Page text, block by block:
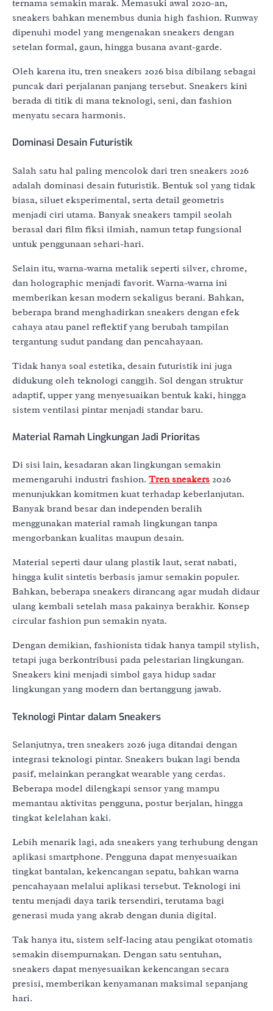
ternama semakin marak. Memasuki awal 2020-an,
sneakers bahkan menembus dunia high fashion. Runway
dipenuhi model yang mengenakan sneakers dengan
setelan formal, gaun, hingga busana avant-garde.
Oleh karena itu, tren sneakers 2026 bisa dibilang sebagai
puncak dari perjalanan panjang tersebut. Sneakers kini
berada di titik di mana teknologi, seni, dan fashion
menyatu secara harmonis.
Dominasi Desain Futuristik
Salah satu hal paling mencolok dari tren sneakers 2026
adalah dominasi desain futuristik. Bentuk sol yang tidak
biasa, siluet eksperimental, serta detail geometris
menjadi ciri utama. Banyak sneakers tampil seolah
berasal dari film fiksi ilmiah, namun tetap fungsional
untuk penggunaan sehari-hari.
Selain itu, warna-warna metalik seperti silver, chrome,
dan holographic menjadi favorit. Warna-warna ini
memberikan kesan modern sekaligus berani. Bahkan,
beberapa brand menghadirkan sneakers dengan efek
cahaya atau panel reflektif yang berubah tampilan
tergantung sudut pandang dan pencahayaan.
Tidak hanya soal estetika, desain futuristik ini juga
didukung oleh teknologi canggih. Sol dengan struktur
adaptif, upper yang menyesuaikan bentuk kaki, hingga
sistem ventilasi pintar menjadi standar baru.
Material Ramah Lingkungan Jadi Prioritas
Di sisi lain, kesadaran akan lingkungan semakin
memengaruhi industri fashion. Tren sneakers 2026
menunjukkan komitmen kuat terhadap keberlanjutan.
Banyak brand besar dan independen beralih
menggunakan material ramah lingkungan tanpa
mengorbankan kualitas maupun desain.
Material seperti daur ulang plastik laut, serat nabati,
hingga kulit sintetis berbasis jamur semakin populer.
Bahkan, beberapa sneakers dirancang agar mudah didaur
ulang kembali setelah masa pakainya berakhir. Konsep
circular fashion pun semakin nyata.
Dengan demikian, fashionista tidak hanya tampil stylish,
tetapi juga berkontribusi pada pelestarian lingkungan.
Sneakers kini menjadi simbol gaya hidup sadar
lingkungan yang modern dan bertanggung jawab.
Teknologi Pintar dalam Sneakers
Selanjutnya, tren sneakers 2026 juga ditandai dengan
integrasi teknologi pintar. Sneakers bukan lagi benda
pasif, melainkan perangkat wearable yang cerdas.
Beberapa model dilengkapi sensor yang mampu
memantau aktivitas pengguna, postur berjalan, hingga
tingkat kelelahan kaki.
Lebih menarik lagi, ada sneakers yang terhubung dengan
aplikasi smartphone. Pengguna dapat menyesuaikan
tingkat bantalan, kekencangan sepatu, bahkan warna
pencahayaan melalui aplikasi tersebut. Teknologi ini
tentu menjadi daya tarik tersendiri, terutama bagi
generasi muda yang akrab dengan dunia digital.
Tak hanya itu, sistem self-lacing atau pengikat otomatis
semakin disempurnakan. Dengan satu sentuhan,
sneakers dapat menyesuaikan kekencangan secara
presisi, memberikan kenyamanan maksimal sepanjang
hari.